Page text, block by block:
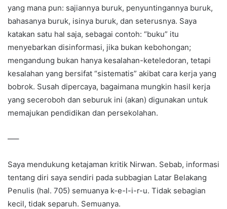
yang mana pun: sajiannya buruk, penyuntingannya buruk,
bahasanya buruk, isinya buruk, dan seterusnya. Saya
katakan satu hal saja, sebagai contoh: “buku” itu
menyebarkan disinformasi, jika bukan kebohongan;
mengandung bukan hanya kesalahan-keteledoran, tetapi
kesalahan yang bersifat “sistematis” akibat cara kerja yang
bobrok. Susah dipercaya, bagaimana mungkin hasil kerja
yang seceroboh dan seburuk ini (akan) digunakan untuk
memajukan pendidikan dan persekolahan.
—–
Saya mendukung ketajaman kritik Nirwan. Sebab, informasi
tentang diri saya sendiri pada subbagian Latar Belakang
Penulis (hal. 705) semuanya k-e-l-i-r-u. Tidak sebagian
kecil, tidak separuh. Semuanya.